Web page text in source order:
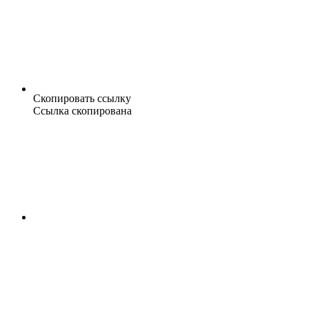
Скопировать ссылку
Ссылка скопирована